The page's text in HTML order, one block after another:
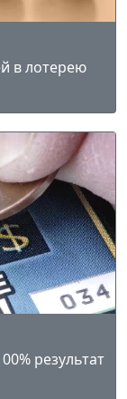
в лотерею
результат